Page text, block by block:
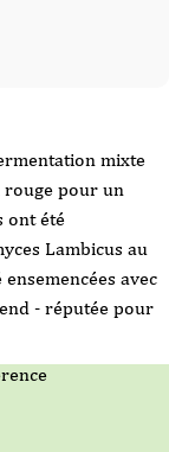
mixte
rouge pour un
ont été
Lambicus au
avec
- réputée pour